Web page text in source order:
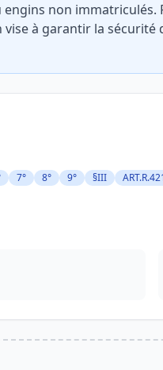
non immatriculés.
à garantir la sécurité
7° 8° 9° §III